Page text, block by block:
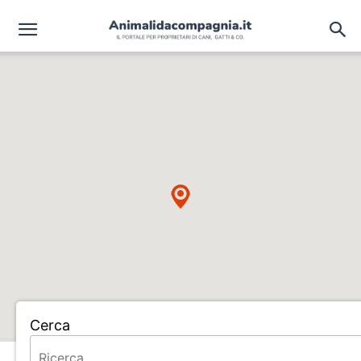
Cerca
Home ALLEVAMENTO